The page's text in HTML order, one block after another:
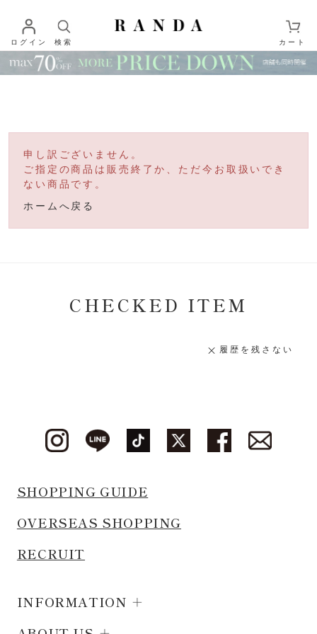
ログイン 検索 カート
申し訳ございません。
ご指定の商品は販売終了か、ただ今お取扱いでき
ない商品です。
ホームへ戻る
CHECKED ITEM
履歴を残さない
SHOPPING GUIDE
OVERSEAS SHOPPING
RECRUIT
INFORMATION